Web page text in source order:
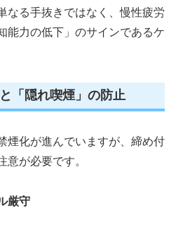
なる手抜きではなく、慢性疲労
能力の低下」のサインであるケ
「隠れ喫煙」の防止
煙化が進んでいますが、締め付
意が必要です。
厳守